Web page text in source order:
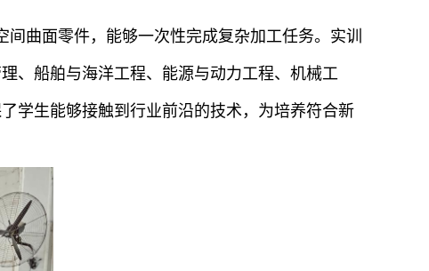
曲面零件，能够一次性完成复杂加工任务。实训
、船舶与海洋工程、能源与动力工程、机械工
学生能够接触到行业前沿的技术，为培养符合新